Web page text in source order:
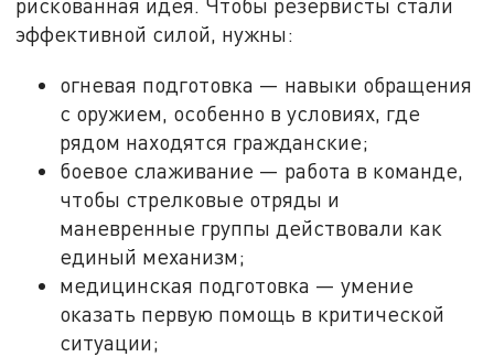
рискованная идея. Чтобы резервисты стали
эффективной силой, нужны:
огневая подготовка — навыки обращения
с оружием, особенно в условиях, где
рядом находятся гражданские;
боевое слаживание — работа в команде,
чтобы стрелковые отряды и
маневренные группы действовали как
единый механизм;
медицинская подготовка — умение
оказать первую помощь в критической
ситуации;